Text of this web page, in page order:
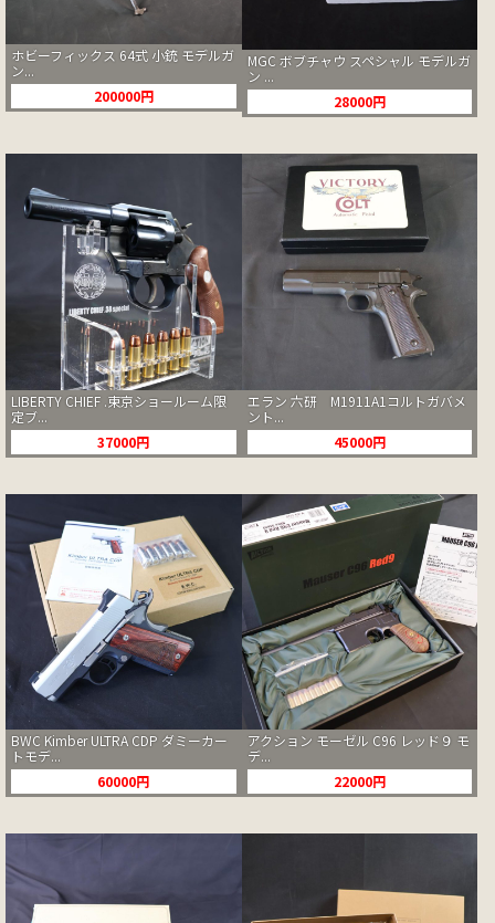
ホビーフィックス 64式 小銃 モデルガ
ン...
200000円
MGC ボブチャウ スペシャル モデルガ
ン ...
28000円
LIBERTY CHIEF .東京ショールーム限
定ブ...
37000円
エラン 六研 M1911A1コルトガバメ
ント...
45000円
BWC Kimber ULTRA CDP ダミーカー
トモデ...
60000円
アクション モーゼル C96 レッド９ モ
デ...
22000円